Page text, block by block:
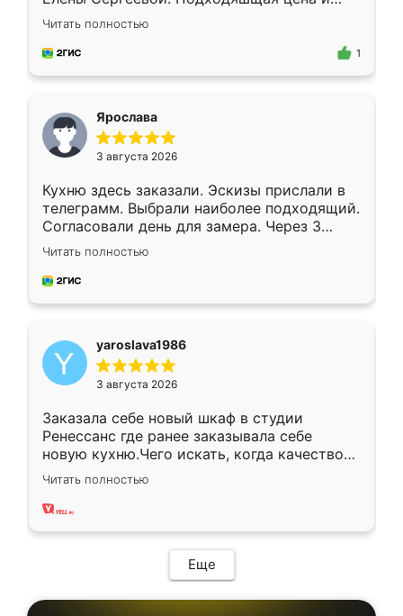
короткие сроки изготовления. Приехавший
для замера сотрудник Владислав
предложил по моему эскизу самый
Читать полностью
1
Ярослава
3 августа 2026
Кухню здесь заказали. Эскизы прислали в
телеграмм. Выбрали наиболее подходящий.
Согласовали день для замера. Через 3
недели кухня была уже готова. Остались
довольны работой. Спасибо Ренессанс
мебель за качественную работу!
Читать полностью
yaroslava1986
3 августа 2026
Заказала себе новый шкаф в студии
Ренессанс где ранее заказывала себе
новую кухню.Чего искать, когда качеством
вполне довольна. Служит кухня уже почти
два года, нареканий нет.
Читать полностью
Еще